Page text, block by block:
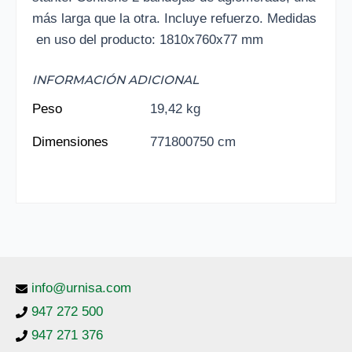
más larga que la otra. Incluye refuerzo. Medidas
en uso del producto: 1810x760x77 mm
INFORMACIÓN ADICIONAL
Peso
19,42 kg
Dimensiones 771800750 cm
info@urnisa.com
947 272 500
947 271 376